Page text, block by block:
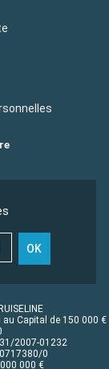
OK
Capital de 150 000 €
2007-01232
0
000 €